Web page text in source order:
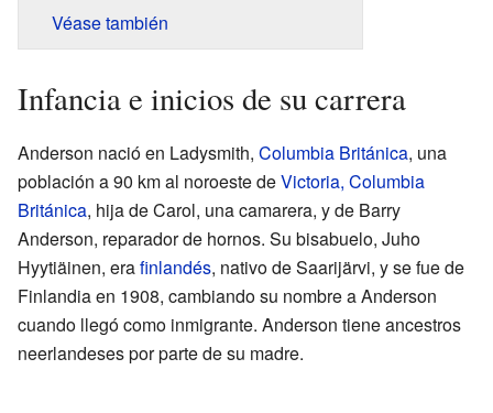
Véase también
Infancia e inicios de su carrera
Anderson nació en Ladysmith, Columbia Británica, una
población a 90 km al noroeste deVictoria, Columbia
Británica, hija de Carol, una camarera, y de Barry
Anderson, reparador de hornos. Su bisabuelo, Juho
Hyytiäinen, erafinlandés, nativo de Saarijärvi, y se fue de
Finlandia en 1908, cambiando su nombre a Anderson
cuando llegó como inmigrante. Anderson tiene ancestros
neerlandeses por parte de su madre.